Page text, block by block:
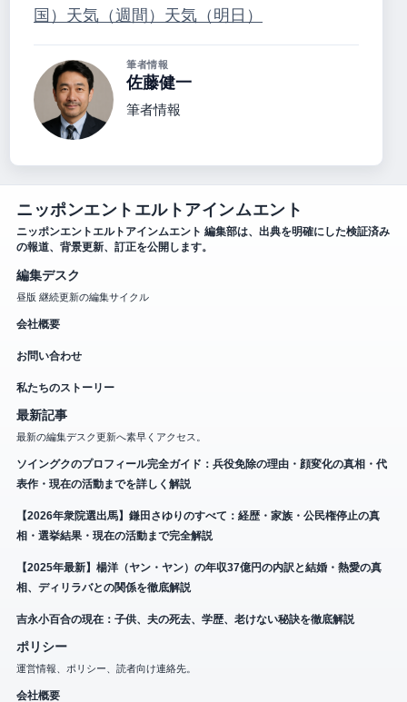
国） 天気（週間） 天気（明日）
筆者情報
佐藤健一
筆者情報
ニッポンエントエルトアインムエント
ニッポンエントエルトアインムエント 編集部は、出典を明確にした検証済み
の報道、背景更新、訂正を公開します。
編集デスク
昼版 継続更新の編集サイクル
会社概要
お問い合わせ
私たちのストーリー
最新記事
最新の編集デスク更新へ素早くアクセス。
ソイングクのプロフィール完全ガイド：兵役免除の理由・顔変化の真相・代
表作・現在の活動までを詳しく解説
【2026年衆院選出馬】鎌田さゆりのすべて：経歴・家族・公民権停止の真
相・選挙結果・現在の活動まで完全解説
【2025年最新】楊洋（ヤン・ヤン）の年収37億円の内訳と結婚・熱愛の真
相、ディリラバとの関係を徹底解説
吉永小百合の現在：子供、夫の死去、学歴、老けない秘訣を徹底解説
ポリシー
運営情報、ポリシー、読者向け連絡先。
会社概要